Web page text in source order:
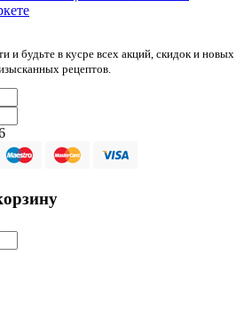
и будьте в кусре всех акций, скидок и новых
рецептов.